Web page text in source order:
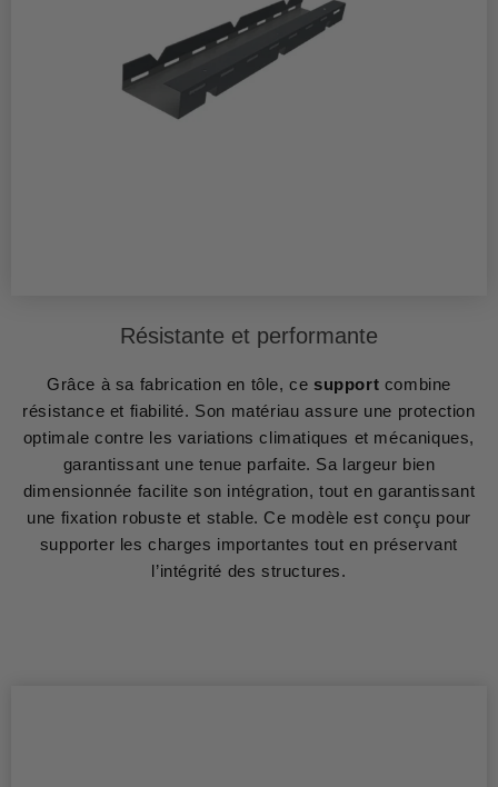
Résistante et performante
Grâce à sa fabrication en tôle, ce support combine
résistance et fiabilité. Son matériau assure une protection
optimale contre les variations climatiques et mécaniques,
garantissant une tenue parfaite. Sa largeur bien
dimensionnée facilite son intégration, tout en garantissant
une fixation robuste et stable. Ce modèle est conçu pour
supporter les charges importantes tout en préservant
l’intégrité des structures.